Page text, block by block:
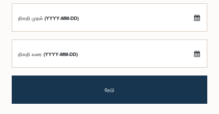
திகதி முதல் (YYYY-MM-DD)
திகதி வரை (YYYY-MM-DD)
தேடு